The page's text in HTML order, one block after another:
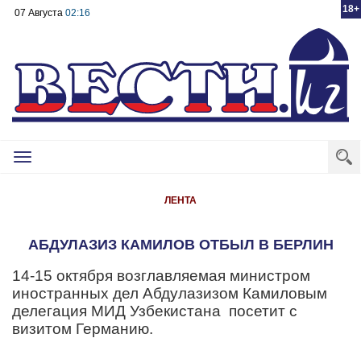
18+
07 Августа 02:16
Toggle
ЛЕНТА
АБДУЛАЗИЗ КАМИЛОВ ОТБЫЛ В БЕРЛИН
14-15 октября возглавляемая министром
иностранных дел Абдулазизом Камиловым
делегация МИД Узбекистана посетит с
визитом Германию.